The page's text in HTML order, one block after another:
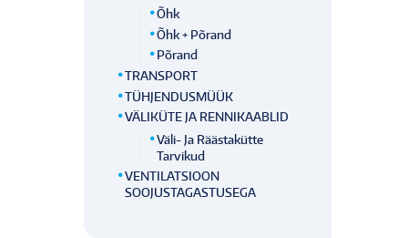
Õhk
Õhk + Põrand
Põrand
TRANSPORT
TÜHJENDUSMÜÜK
VÄLIKÜTE JA RENNIKAABLID
Väli- Ja Räästakütte
Tarvikud
VENTILATSIOON
SOOJUSTAGASTUSEGA